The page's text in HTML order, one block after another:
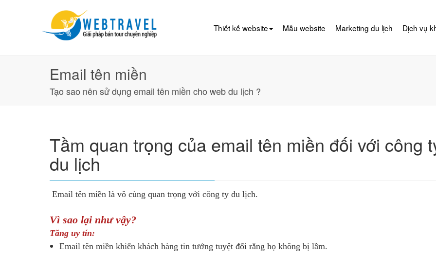
Thiết kế website Mẫu website Marketing du lịch Dịch vụ
Email tên miền
Tạo sao nên sử dụng email tên miền cho web du lịch ?
Tầm quan trọng của email tên miền đối với công
du lịch
Email tên miền là vô cùng quan trọng với công ty du lịch.
Vì sao lại như vậy?
Tăng uy tín:
Email tên miền khiến khách hàng tin tưởng tuyệt đối rằng họ không bị lầm.